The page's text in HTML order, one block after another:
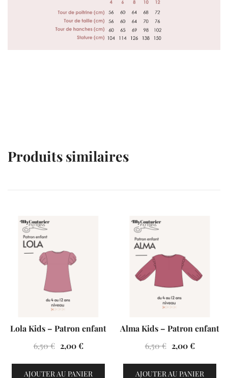
Produits similaires
VENTES À 2€
Lola Kids – Patron enfant
6,50€ Le
initial
2,00€Le
actuel
AJOUTER AU PANIER
VENTES À 2€
Alma Kids – Patron enfant
6,50€ Le
initial
2,00€Le
actuel
AJOUTER AU PANIER